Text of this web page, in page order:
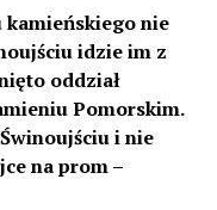
kamieńskiego nie
idzie im z
oddział
Pomorskim.
i nie
na prom –